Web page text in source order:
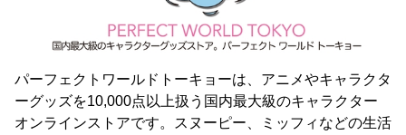
パーフェクトワールドトーキョーは、アニメやキャラクタ
ーグッズを10,000点以上扱う国内最大級のキャラクター
オンラインストアです。スヌーピー、ミッフィなどの生活